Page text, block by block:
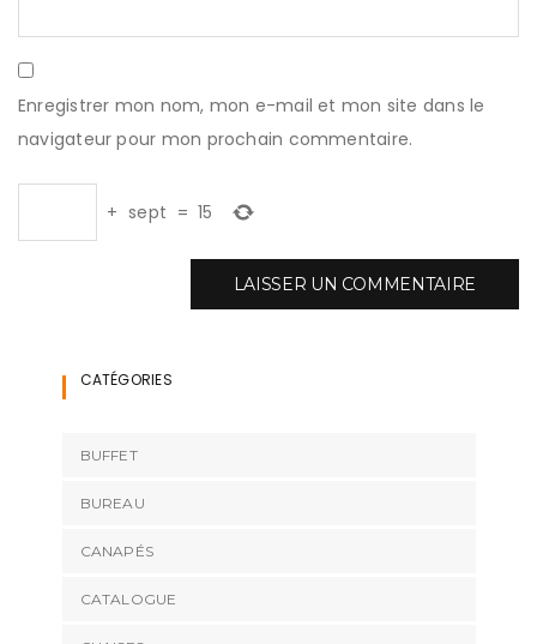
Enregistrer mon nom, mon e-mail et mon site dans le
navigateur pour mon prochain commentaire.
+ sept = 15
CATÉGORIES
BUFFET
BUREAU
CANAPÉS
CATALOGUE